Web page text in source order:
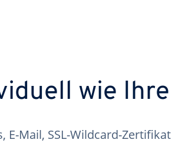
wie
Mail, SSL-Wildcard-